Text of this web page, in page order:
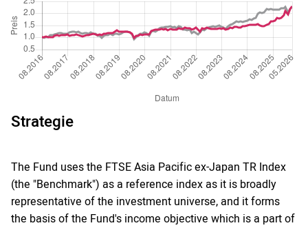
Strategie
The Fund uses the FTSE Asia Pacific ex-Japan TR Index
(the "Benchmark") as a reference index as it is broadly
representative of the investment universe, and it forms
the basis of the Fund's income objective which is a part of